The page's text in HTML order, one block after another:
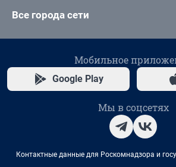
Все города сети
Мобильное
Google Play
Мы в соцсетях
Контактные данные для Роскомнадзора и